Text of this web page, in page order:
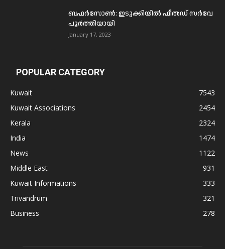
ബഫര്‍സോണ്‍: ഇടുക്കിയില്‍ ഫീല്‍ഡ് സര്‍വേ
പൂര്‍ത്തിയായി
January 17, 2023
POPULAR CATEGORY
Kuwait
7543
Kuwait Associations
2454
Kerala
2324
India
1474
News
1122
Middle East
931
Kuwait Informations
333
Trivandrum
321
Business
278